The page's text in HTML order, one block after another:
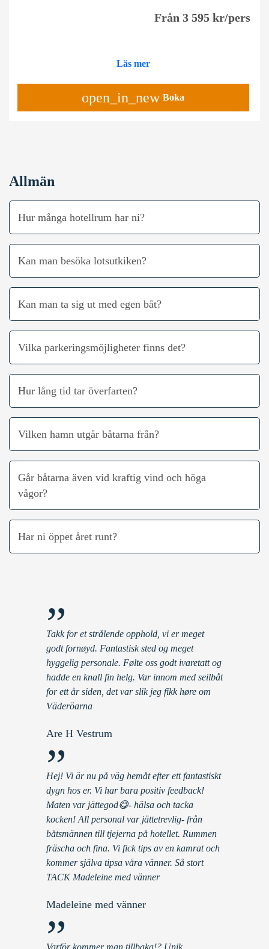
Från 3 595 kr/pers
Läs mer
open_in_new Boka
Allmän
Hur många hotellrum har ni?
Kan man besöka lotsutkiken?
Kan man ta sig ut med egen båt?
Vilka parkeringsmöjligheter finns det?
Hur lång tid tar överfarten?
Vilken hamn utgår båtarna från?
Går båtarna även vid kraftig vind och höga
vågor?
Har ni öppet året runt?
”
Takk for et strålende opphold, vi er meget
godt fornøyd. Fantastisk sted og meget
hyggelig personale. Følte oss godt ivaretatt og
hadde en knall fin helg. Var innom med seilbåt
for ett år siden, det var slik jeg fikk høre om
Väderöarna
Are H Vestrum
”
Hej! Vi är nu på väg hemåt efter ett fantastiskt
dygn hos er. Vi har bara positiv feedback!
Maten var jättegod😋- hälsa och tacka
kocken! All personal var jättetrevlig- från
båtsmännen till tjejerna på hotellet. Rummen
fräscha och fina. Vi fick tips av en kamrat och
kommer själva tipsa våra vänner. Så stort
TACK Madeleine med vänner
Madeleine med vänner
”
Varför kommer man tillbaka!? Unik